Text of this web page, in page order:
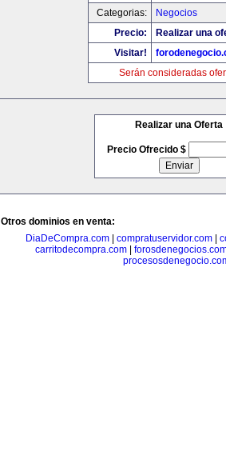
Categorias:
Negocios
Precio:
Realizar una
Visitar!
Serán consideradas
Realizar una Oferta
Precio Ofrecido $
Otros dominios en venta:
DiaDeCompra.com| compratuservidor.com|
carritodecompra.com|